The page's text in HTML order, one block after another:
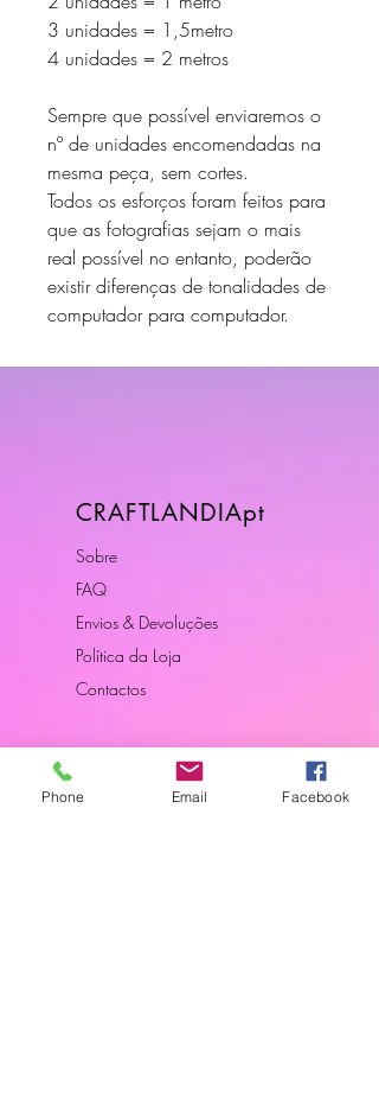
3 unidades = 1,5metro
4 unidades = 2 metros
Sempre que possível enviaremos o
nº de unidades encomendadas na
mesma peça, sem cortes.
Todos os esforços foram feitos para
que as fotografias sejam o mais
real possível no entanto, poderão
existir diferenças de tonalidades de
computador para computador.
CRAFTLANDIApt
Sobre
FAQ
Envios & Devoluções
Política da Loja
Contactos
Dias Úteis: 10H00 - 18H00
Phone Email Facebook